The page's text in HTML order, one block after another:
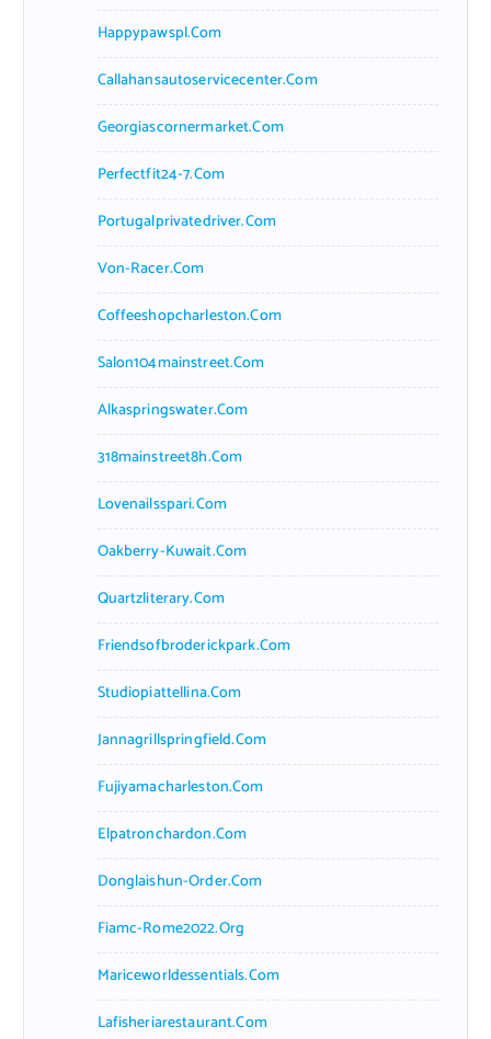
Happypawspl.com
Callahansautoservicecenter.com
Georgiascornermarket.com
Perfectfit24-7.com
Portugalprivatedriver.com
Von-Racer.com
Coffeeshopcharleston.com
Salon104mainstreet.com
Alkaspringswater.com
318mainstreet8h.com
Lovenailsspari.com
Oakberry-Kuwait.com
Quartzliterary.com
Friendsofbroderickpark.com
Studiopiattellina.com
Jannagrillspringfield.com
Fujiyamacharleston.com
Elpatronchardon.com
Donglaishun-Order.com
Fiamc-Rome2022.org
Mariceworldessentials.com
Lafisheriarestaurant.com